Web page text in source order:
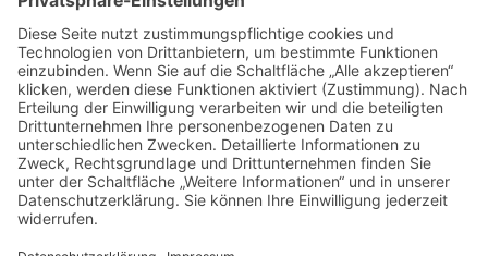
Website Administration